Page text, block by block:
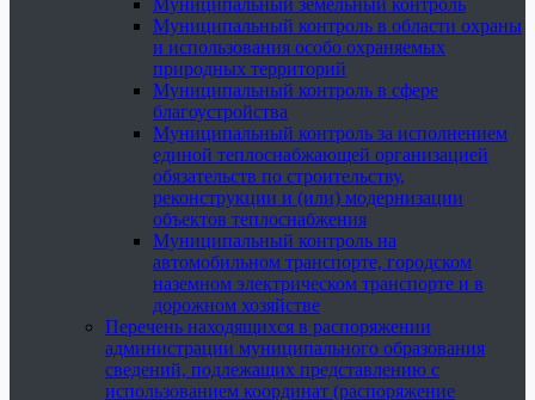
Муниципальный земельный контроль
Муниципальный контроль в области охраны
и использования особо охраняемых
природных территорий
Муниципальный контроль в сфере
благоустройства
Муниципальный контроль за исполнением
единой теплоснабжающей организацией
обязательств по строительству,
реконструкции и (или) модернизации
объектов теплоснабжения
Муниципальный контроль на
автомобильном транспорте, городском
наземном электрическом транспорте и в
дорожном хозяйстве
Перечень находящихся в распоряжении
администрации муниципального образования
сведений, подлежащих представлению с
использованием координат (распоряжение